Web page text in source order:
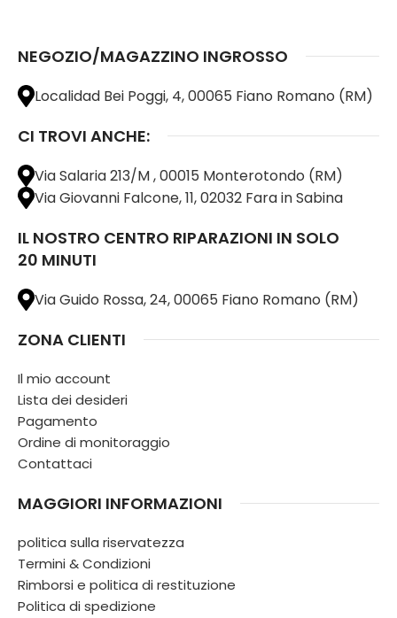
NEGOZIO/MAGAZZINO INGROSSO
Localidad Bei Poggi, 4, 00065 Fiano Romano (RM)
CI TROVI ANCHE:
Via Salaria 213/M , 00015 Monterotondo (RM)
Via Giovanni Falcone, 11, 02032 Fara in Sabina
IL NOSTRO CENTRO RIPARAZIONI IN SOLO
20 MINUTI
Via Guido Rossa, 24, 00065 Fiano Romano (RM)
ZONA CLIENTI
Il mio account
Lista dei desideri
Pagamento
Ordine di monitoraggio
Contattaci
MAGGIORI INFORMAZIONI
politica sulla riservatezza
Termini & Condizioni
Rimborsi e politica di restituzione
Politica di spedizione